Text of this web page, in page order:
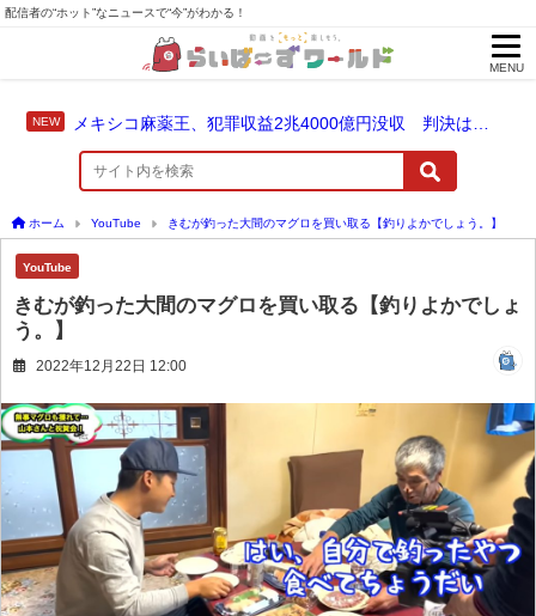
配信者の“ホット”なニュースで“今”がわかる！
MENU
ホーム YouTube きむが釣った大間のマグロを買い取る【釣りよかでしょう。】
YouTube
きむが釣った大間のマグロを買い取る【釣りよかでしょ
う。】
2022年12月22日 12:00